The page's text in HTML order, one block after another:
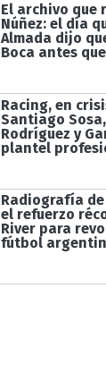
El archivo que
Núñez: el día
Almada dijo
Boca antes
Racing, en
Santiago
Rodríguez y
plantel
Radiografía
el refuerzo
River para
fútbol